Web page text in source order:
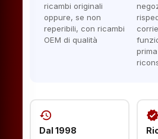
ricambi originali
oppure, se non
reperibili, con ricambi
OEM di qualità
history
Dal 1998
verified